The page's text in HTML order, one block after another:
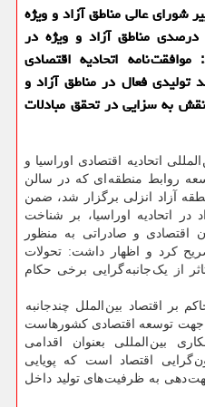
شورای عالی مناطق آزاد و ویژه
اقتصادی، با اشاره به سهم 40 درصدی مناطق آزاد و ویژه در
نامه اتحادیه اقتصادی
برای بیش از 2280 واحد تولیدی فعال در مناطق آزاد و
به سزایی در تحقق مبادلات
اتحادیه اقتصادی اوراسیا و
روابط منطقه ای که در سالن
آزاد انزلی برگزار شد، ضمن
در اتحادیه اوراسیا، بر شناخت
اقتصادی و صادراتی به منظور
کرد و اظهار داشت: تحولات
از یک جانبه گرایی برخی حکام
بر اقتصاد بین الملل چندجانبه
جهت توسعه اقتصادی کشورهاست
بین المللی بعنوان اقدامی
گرایی اقتصاد است که پویایی
دهی به ظرفیت های تولید داخل